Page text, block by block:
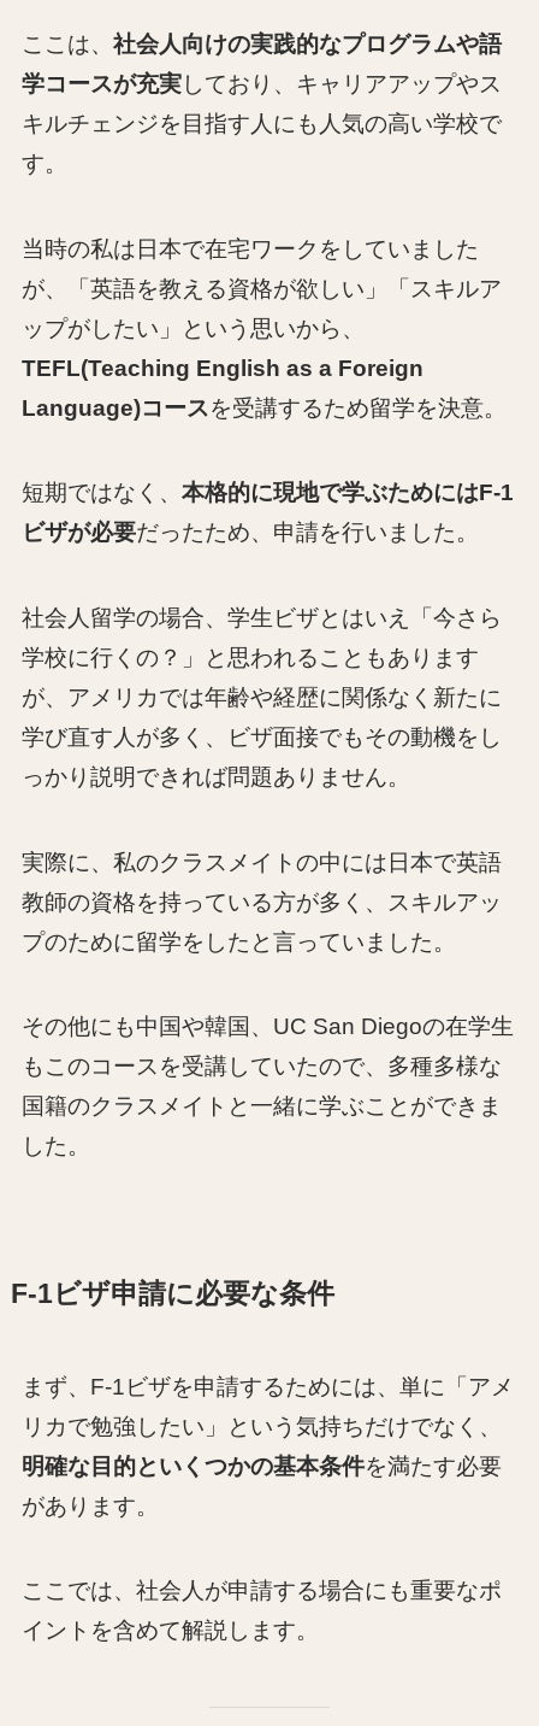
ここは、 社会人向けの実践的なプログラムや語
学コースが充実しており、キャリアアップやス
キルチェンジを目指す人にも人気の高い学校で
す。
当時の私は日本で在宅ワークをしていました
が、「英語を教える資格が欲しい」「スキルア
ップがしたい」という思いから、
TEFL(Teaching English as a Foreign
Language)コースを受講するため留学を決意。
短期ではなく、 本格的に現地で学ぶためにはF-1
ビザが必要だったため、申請を行いました。
社会人留学の場合、学生ビザとはいえ「今さら
学校に行くの？」と思われることもあります
が、アメリカでは年齢や経歴に関係なく新たに
学び直す人が多く、ビザ面接でもその動機をし
っかり説明できれば問題ありません。
実際に、私のクラスメイトの中には日本で英語
教師の資格を持っている方が多く、スキルアッ
プのために留学をしたと言っていました。
その他にも中国や韓国、UC San Diegoの在学生
もこのコースを受講していたので、多種多様な
国籍のクラスメイトと一緒に学ぶことができま
した。
F-1ビザ申請に必要な条件
まず、F-1ビザを申請するためには、単に「アメ
リカで勉強したい」という気持ちだけでなく、
明確な目的といくつかの基本条件を満たす必要
があります。
ここでは、社会人が申請する場合にも重要なポ
イントを含めて解説します。